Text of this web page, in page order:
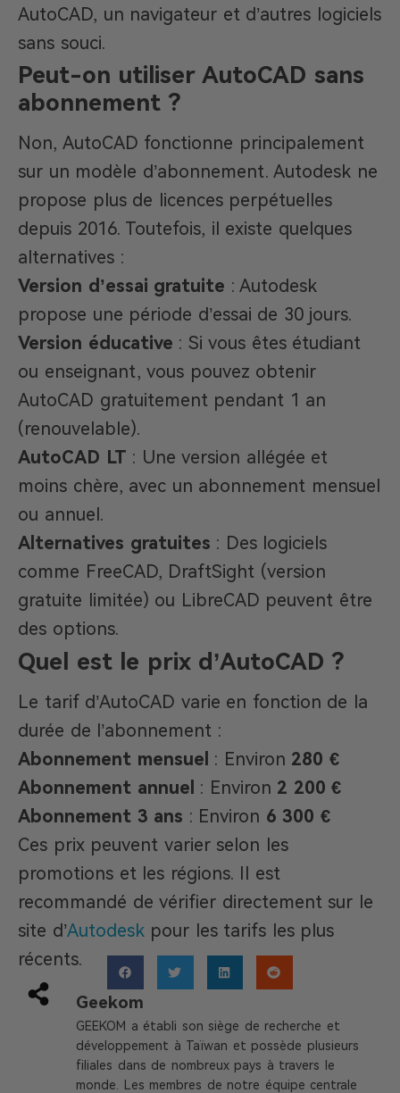
AutoCAD, un navigateur et d’autres logiciels
sans souci.
Peut-on utiliser AutoCAD sans
abonnement ?
Non, AutoCAD fonctionne principalement
sur un modèle d’abonnement. Autodesk ne
propose plus de licences perpétuelles
depuis 2016. Toutefois, il existe quelques
alternatives :
Version d’essai gratuite : Autodesk
propose une période d’essai de 30 jours.
Version éducative : Si vous êtes étudiant
ou enseignant, vous pouvez obtenir
AutoCAD gratuitement pendant 1 an
(renouvelable).
AutoCAD LT : Une version allégée et
moins chère, avec un abonnement mensuel
ou annuel.
Alternatives gratuites : Des logiciels
comme FreeCAD, DraftSight (version
gratuite limitée) ou LibreCAD peuvent être
des options.
Quel est le prix d’AutoCAD ?
Le tarif d’AutoCAD varie en fonction de la
durée de l’abonnement :
Abonnement mensuel : Environ 280 €
Abonnement annuel : Environ 2 200 €
Abonnement 3 ans : Environ 6 300 €
Ces prix peuvent varier selon les
promotions et les régions. Il est
recommandé de vérifier directement sur le
site d’Autodeskpour les tarifs les plus
récents.
Geekom
GEEKOM a établi son siège de recherche et
développement à Taïwan et possède plusieurs
filiales dans de nombreux pays à travers le
monde. Les membres de notre équipe centrale